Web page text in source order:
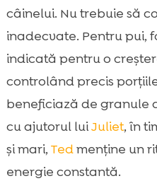
câinelui. Nu trebuie să
inadecvate. Pentru pui,
indicată pentru o
controlând precis
beneficiază de granule
cu ajutorul luiJuliet, în
și mari, Tedmenține un
energie constantă.